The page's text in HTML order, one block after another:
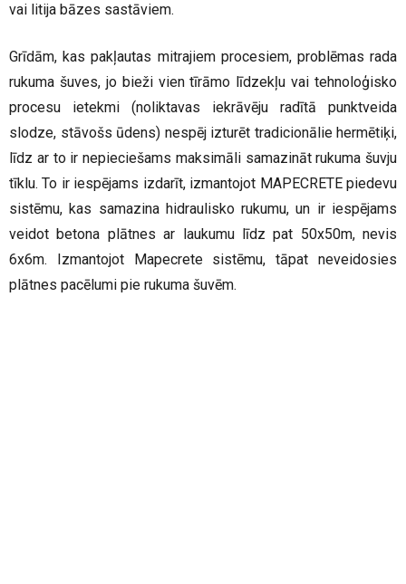
vai litija bāzes sastāviem.
Grīdām, kas pakļautas mitrajiem procesiem, problēmas rada
rukuma šuves, jo bieži vien tīrāmo līdzekļu vai tehnoloģisko
procesu ietekmi (noliktavas iekrāvēju radītā punktveida
slodze, stāvošs ūdens) nespēj izturēt tradicionālie hermētiķi,
līdz ar to ir nepieciešams maksimāli samazināt rukuma šuvju
tīklu. To ir iespējams izdarīt, izmantojot MAPECRETE piedevu
sistēmu, kas samazina hidraulisko rukumu, un ir iespējams
veidot betona plātnes ar laukumu līdz pat 50x50m, nevis
6x6m. Izmantojot Mapecrete sistēmu, tāpat neveidosies
plātnes pacēlumi pie rukuma šuvēm.